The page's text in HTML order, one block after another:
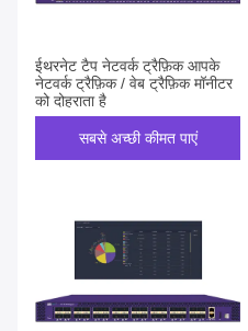
ईथरनेट टैप नेटवर्क ट्रैफ़िक आपके
नेटवर्क ट्रैफ़िक / वेब ट्रैफ़िक मॉनीटर
को दोहराता है
सबसे अच्छी कीमत पाएं